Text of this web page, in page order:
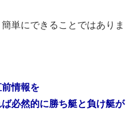
単にできることではありま
情報を
必然的に勝ち艇と負け艇が